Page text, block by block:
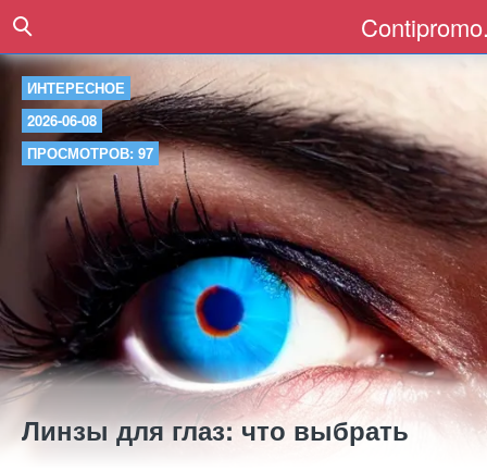
ИНТЕРЕСНОЕ
2026-06-08
ПРОСМОТРОВ: 97
Линзы для глаз: что выбрать